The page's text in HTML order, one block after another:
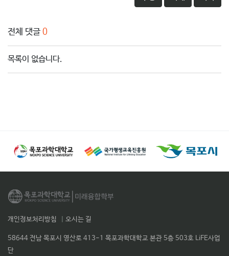
전체 댓글 0
목록이 없습니다.
개인정보처리방침 오시는 길
58644 전남 목포시 영산로 413-1 목포과학대학교 본관 5층 503호 LiFE사업
단